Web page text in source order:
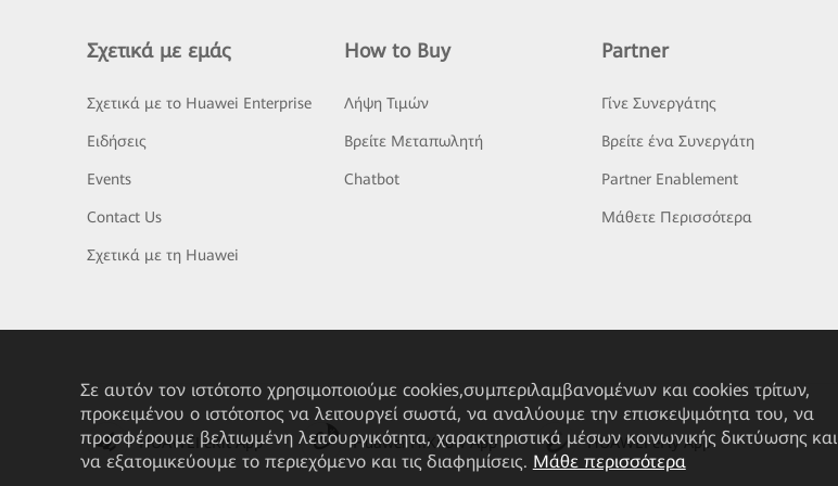
Σχετικά με εμάς
Σχετικά με το Huawei Enterprise
Ειδήσεις
Events
Contact Us
Σχετικά με τη Huawei
How to Buy
Λήψη Τιμών
Βρείτε Μεταπωλητή
Chatbot
Partner
Γίνε Συνεργάτης
Βρείτε ένα Συνεργάτη
Partner Enablement
Μάθετε Περισσότερα
HUAWEI eKit App Huawei HiKnow App HUAWEI eFly App
Σε αυτόν τον ιστότοπο χρησιμοποιούμε cookies,συμπεριλαμβανομένων και cookies τρίτων,
προκειμένου ο ιστότοπος να λειτουργεί σωστά, να αναλύουμε την επισκεψιμότητα του, να
προσφέρουμε βελτιωμένη λειτουργικότητα, χαρακτηριστικά μέσων κοινωνικής δικτύωσης και
να εξατομικεύουμε το περιεχόμενο και τις διαφημίσεις. Μάθε περισσότερα